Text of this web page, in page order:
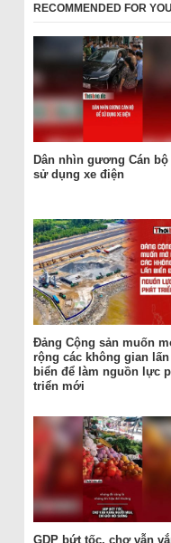
RECOMMENDED FOR YOU
Dân nhìn gương Cán bộ
sử dụng xe điện
Đảng Cộng sản muốn
rộng các không gian lấn
biển để làm nguồn lực
triển mới
GDP bứt tốc, chợ vẫn